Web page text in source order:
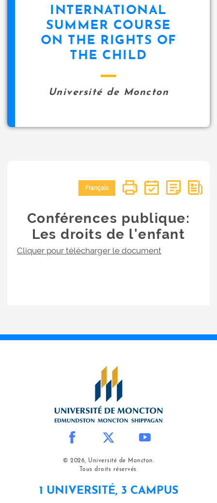
INTERNATIONAL
SUMMER COURSE
ON THE RIGHTS OF
THE CHILD
Université de Moncton
Français
Conférences publique:
Les droits de l'enfant
Cliquer pour télécharger le document
© 2026, Université de Moncton.
Tous droits réservés.
1 UNIVERSITÉ, 3 CAMPUS